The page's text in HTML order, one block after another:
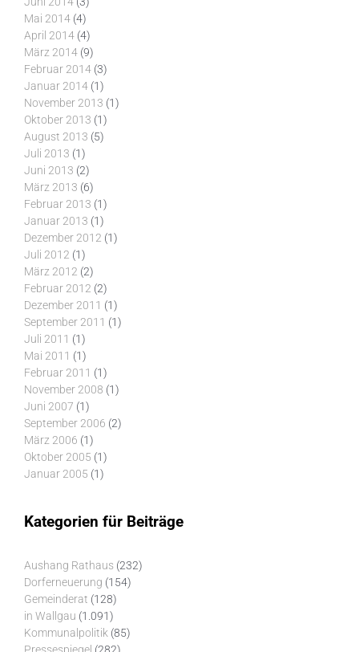
Mai 2014 (4)
April 2014 (4)
März 2014 (9)
Februar 2014 (3)
Januar 2014 (1)
November 2013 (1)
Oktober 2013 (1)
August 2013 (5)
Juli 2013 (1)
Juni 2013 (2)
März 2013 (6)
Februar 2013 (1)
Januar 2013 (1)
Dezember 2012 (1)
Juli 2012 (1)
März 2012 (2)
Februar 2012 (2)
Dezember 2011 (1)
September 2011 (1)
Juli 2011 (1)
Mai 2011 (1)
Februar 2011 (1)
November 2008 (1)
Juni 2007 (1)
September 2006 (2)
März 2006 (1)
Oktober 2005 (1)
Januar 2005 (1)
Kategorien für Beiträge
Aushang Rathaus (232)
Dorferneuerung (154)
Gemeinderat (128)
in Wallgau (1.091)
Kommunalpolitik (85)